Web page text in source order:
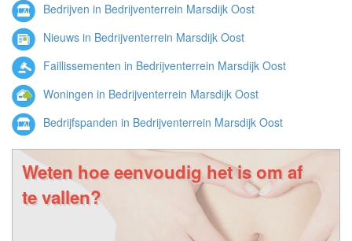
Bedrijven in Bedrijventerrein Marsdijk Oost
Nieuws in Bedrijventerrein Marsdijk Oost
Faillissementen in Bedrijventerrein Marsdijk Oost
Woningen in Bedrijventerrein Marsdijk Oost
Bedrijfspanden in Bedrijventerrein Marsdijk Oost
Weten hoe eenvoudig het is om af
te vallen?